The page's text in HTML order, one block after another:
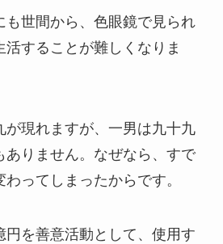
も世間から、色眼鏡で見られ
することが難しくなりま
が現れますが、一男は九十九
ありません。なぜなら、すで
ってしまったからです。
円を善意活動として、使用す